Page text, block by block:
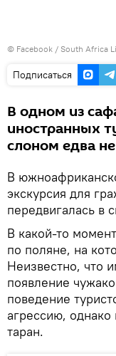
© Facebook / South Africa
Подписаться
В одном из
иностранных
слоном едва
В
экскурсия для
передвигалась в
В какой-то
по поляне, на
Неизвестно, что
появление
поведение
агрессию,
таран.